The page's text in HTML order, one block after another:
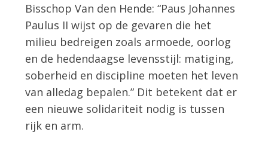
Bisschop Van den Hende: “Paus Johannes
Paulus II wijst op de gevaren die het
milieu bedreigen zoals armoede, oorlog
en de hedendaagse levensstijl: matiging,
soberheid en discipline moeten het leven
van alledag bepalen.” Dit betekent dat er
een nieuwe solidariteit nodig is tussen
rijk en arm.